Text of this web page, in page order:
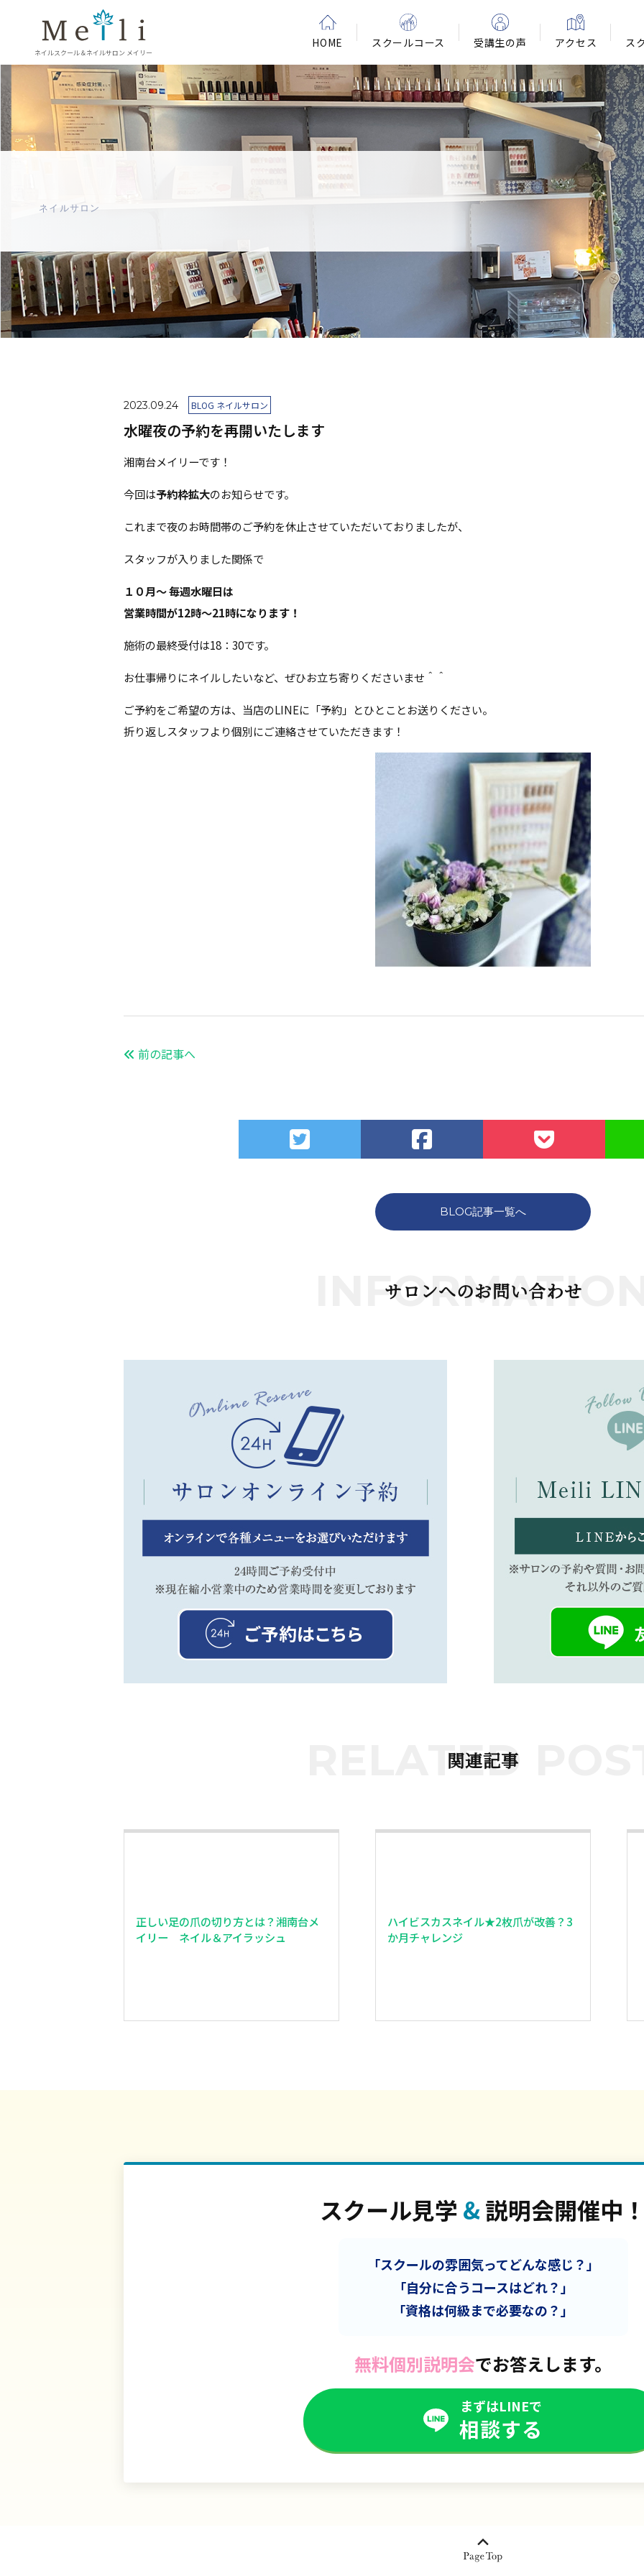
ネイルスクール＆ネイルサロン メイリー
HOME スクールコース 受講生の声 アクセス ス
ネイルサロン
2023.09.24 BLOG ネイルサロン
水曜夜の予約を再開いたします
湘南台メイリーです！
今回は予約枠拡大のお知らせです。
これまで夜のお時間帯のご予約を休止させていただいておりましたが、
スタッフが入りました関係で
１０月～ 毎週水曜日は
営業時間が12時～21時になります！
施術の最終受付は18：30です。
お仕事帰りにネイルしたいなど、ぜひお立ち寄りくださいませ＾＾
ご予約をご希望の方は、当店のLINEに「予約」とひとことお送りください。
折り返しスタッフより個別にご連絡させていただきます！
前の記事へ
BLOG記事一覧へ
サロンへのお問い合わせ
RELATED
関連記事
正しい足の爪の切り方とは？湘南台メ
イリー ネイル＆アイラッシュ
ハイビスカスネイル★2枚爪が改善？3
か月チャレンジ
スクール見学&説明会開催中
「スクールの雰囲気ってどんな感じ？」
「自分に合うコースはどれ？」
「資格は何級まで必要なの？」
無料個別説明会でお答えします。
まずはLINEで
相談する